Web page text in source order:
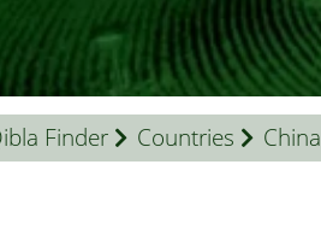
Finder Countries China